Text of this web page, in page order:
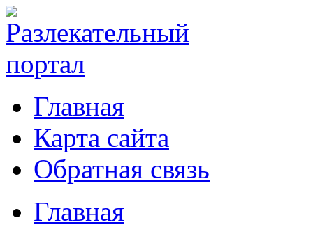
Главная
Карта сайта
Обратная связь
Главная